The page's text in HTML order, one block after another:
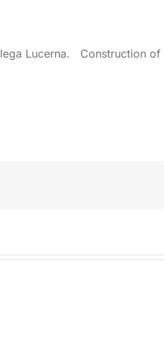
Lucerna. Construction of